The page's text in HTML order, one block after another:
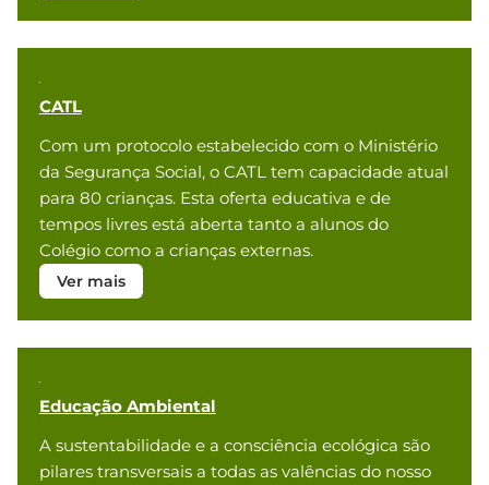
CATL
Com um protocolo estabelecido com o Ministério
da Segurança Social, o CATL tem capacidade atual
para 80 crianças. Esta oferta educativa e de
tempos livres está aberta tanto a alunos do
Colégio como a crianças externas.
Ver mais
Educação Ambiental
A sustentabilidade e a consciência ecológica são
pilares transversais a todas as valências do nosso